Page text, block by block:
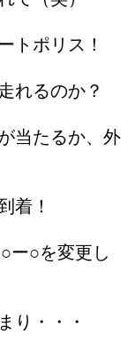
トポリス！
れるのか？
当たるか、外
着！
ー○を変更し
り・・・